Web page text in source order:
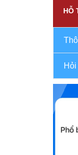
(09/
Bộ
tử
Bộ
HỖ